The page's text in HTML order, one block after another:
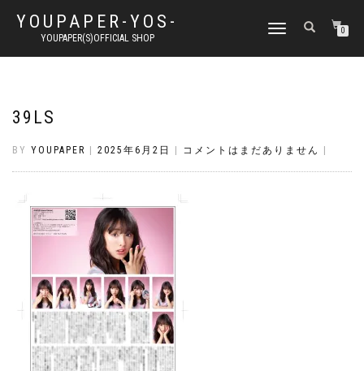
YOUPAPER-YOS-
YOUPAPER(S)OFFICIAL SHOP
ナ
ゲ
り
0
39LS
BY YOUPAPER 2025年6月2日 コメントはまだありません